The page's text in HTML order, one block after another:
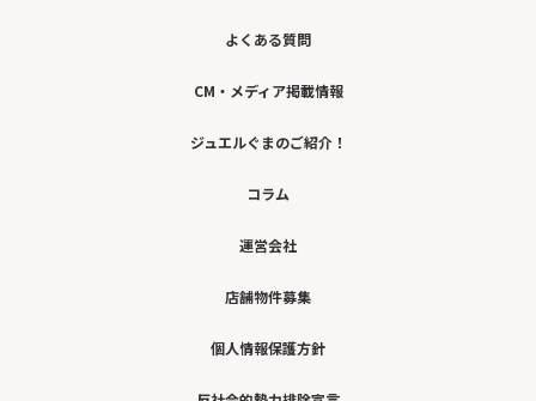
よくある質問
CM・メディア掲載情報
ジュエルぐまのご紹介！
コラム
運営会社
店舗物件募集
個人情報保護方針